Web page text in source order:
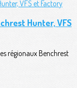
Hunter, VFS
régionaux Benchrest